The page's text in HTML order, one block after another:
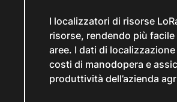
I localizzatori di risorse
risorse, rendendo più
aree. I dati di
costi di manodopera e
produttività dell’azienda